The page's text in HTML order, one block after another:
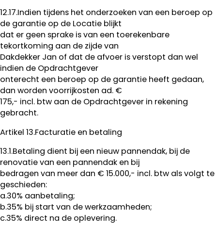
12.17.Indien tijdens het onderzoeken van een beroep op
de garantie op de Locatie blijkt
dat er geen sprake is van een toerekenbare
tekortkoming aan de zijde van
Dakdekker Jan of dat de afvoer is verstopt dan wel
indien de Opdrachtgever
onterecht een beroep op de garantie heeft gedaan,
dan worden voorrijkosten ad. €
175,- incl. btw aan de Opdrachtgever in rekening
gebracht.
Artikel 13.Facturatie en betaling
13.1.Betaling dient bij een nieuw pannendak, bij de
renovatie van een pannendak en bij
bedragen van meer dan € 15.000,- incl. btw als volgt te
geschieden:
a.30% aanbetaling;
b.35% bij start van de werkzaamheden;
c.35% direct na de oplevering.